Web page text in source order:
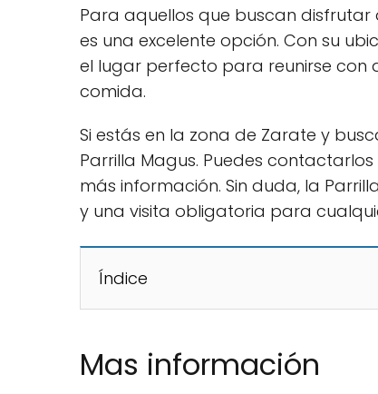
Para aquellos que buscan
es una excelente opción. Con su
el lugar perfecto para reunirse con
comida.
Si estás en la zona de Zarate y
Parrilla Magus. Puedes
más información. Sin duda, la
y una visita obligatoria para
Índice
Mas información